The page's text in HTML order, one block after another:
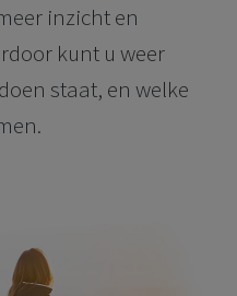
inzicht en
kunt u weer
staat, en welke